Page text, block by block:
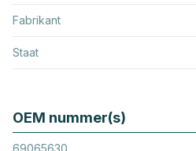
Fabrikant
Staat
OEM nummer(s)